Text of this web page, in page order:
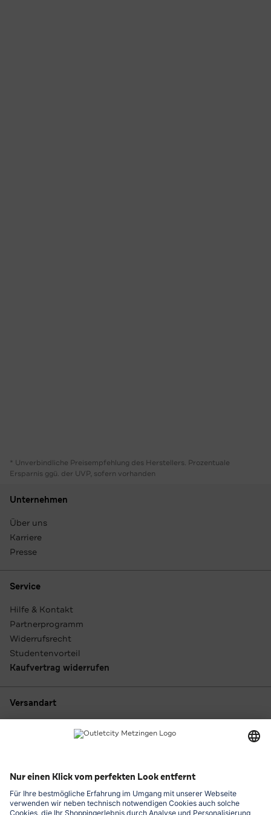
* Unverbindliche Preisempfehlung des Herstellers. Prozentuale
Ersparnis ggü. der UVP, sofern vorhanden
Unternehmen
Über uns
Karriere
Presse
Service
Hilfe & Kontakt
Partnerprogramm
Widerrufsrecht
Studentenvorteil
Kaufvertrag widerrufen
Versandart